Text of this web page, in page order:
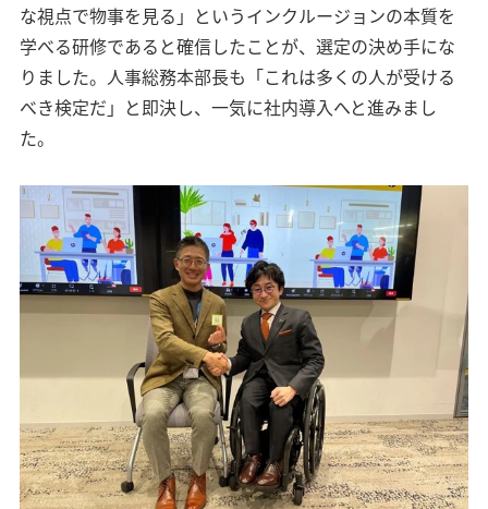
な視点で物事を見る」というインクルージョンの本質を
学べる研修であると確信したことが、選定の決め手にな
りました。人事総務本部長も「これは多くの人が受ける
べき検定だ」と即決し、一気に社内導入へと進みまし
た。